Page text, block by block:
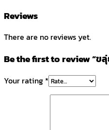
Reviews
There are no reviews yet.
Be the first to review “ขลุ่
Your rating *